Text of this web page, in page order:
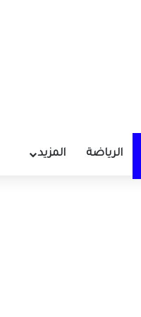
الرياضة المزيد